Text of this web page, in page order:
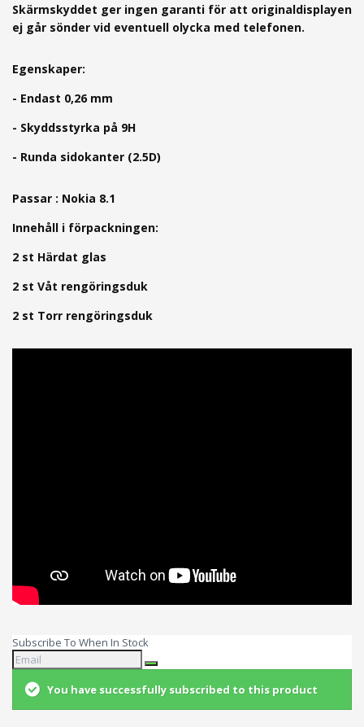
Skärmskyddet ger ingen garanti för att originaldisplayen
ej går sönder vid eventuell olycka med telefonen.
Egenskaper:
- Endast 0,26 mm
- Skyddsstyrka på 9H
- Runda sidokanter (2.5D)
Passar : Nokia 8.1
Innehåll i förpackningen:
2 st Härdat glas
2 st Våt rengöringsduk
2 st Torr rengöringsduk
Subscribe To When In Stock
You have successfully subscribed to this product